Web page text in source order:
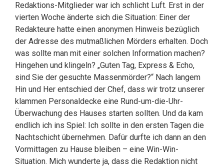
Redaktions-Mitglieder war ich schlicht Luft. Erst in der
vierten Woche änderte sich die Situation: Einer der
Redakteure hatte einen anonymen Hinweis bezüglich
der Adresse des mutmaßlichen Mörders erhalten. Doch
was sollte man mit einer solchen Information machen?
Hingehen und klingeln? „Guten Tag, Express & Echo,
sind Sie der gesuchte Massenmörder?“ Nach langem
Hin und Her entschied der Chef, dass wir trotz unserer
klammen Personaldecke eine Rund-um-die-Uhr-
Überwachung des Hauses starten sollten. Und da kam
endlich ich ins Spiel: Ich sollte in den ersten Tagen die
Nachtschicht übernehmen. Dafür durfte ich dann an den
Vormittagen zu Hause bleiben – eine Win-Win-
Situation. Mich wunderte ja, dass die Redaktion nicht